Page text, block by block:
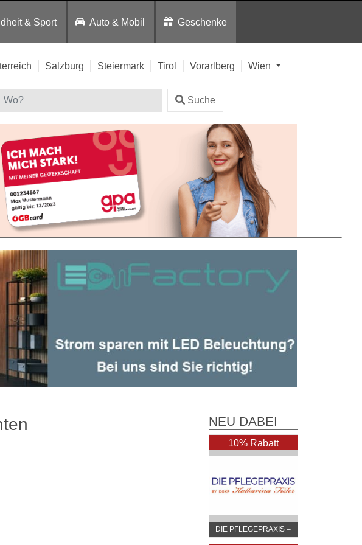
& Sport Auto & Mobil Geschenke
Salzburg Steiermark Tirol Vorarlberg Wien
Suche
NEU DABEI
10% Rabatt
DIE PFLEGEPRAXIS –
by DGKP Katharina